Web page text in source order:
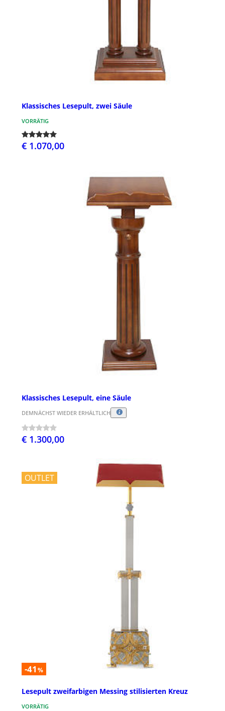
Klassisches Lesepult, zwei Säule
VORRÄTIG
€ 1.070,00
Klassisches Lesepult, eine Säule
DEMNÄCHST WIEDER ERHÄLTLICH
€ 1.300,00
OUTLET
-41 %
Lesepult zweifarbigen Messing stilisierten Kreuz
VORRÄTIG